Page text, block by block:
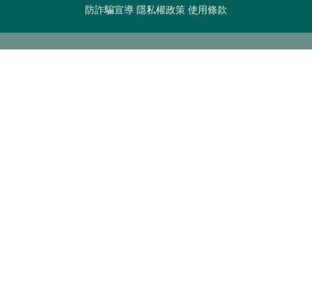
防詐騙宣導 隱私權政策 使用條款